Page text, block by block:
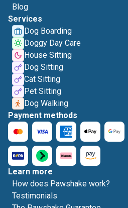
Blog
Services
Dog Boarding
Doggy Day Care
House Sitting
Dog Sitting
Cat Sitting
Pet Sitting
Dog Walking
Payment methods
Learn more
How does Pawshake work?
Testimonials